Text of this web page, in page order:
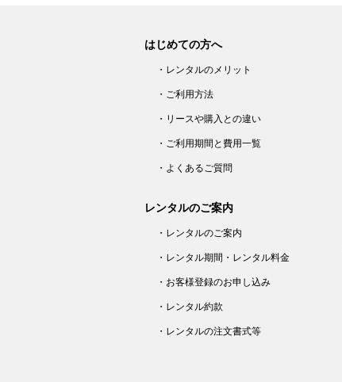
はじめての方へ
・レンタルのメリット
・ご利用方法
・リースや購入との違い
・ご利用期間と費用一覧
・よくあるご質問
レンタルのご案内
・レンタルのご案内
・レンタル期間・レンタル料金
・お客様登録のお申し込み
・レンタル約款
・レンタルの注文書式等